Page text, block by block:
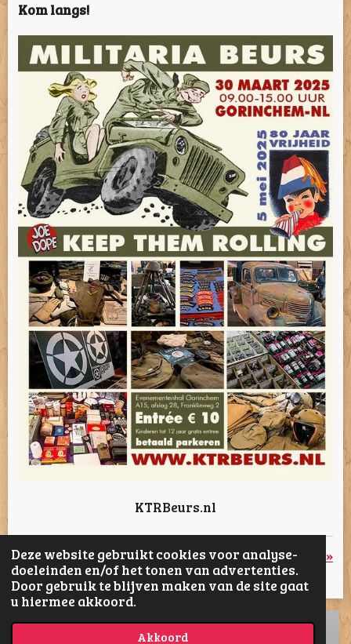
Deze website gebruikt cookies voor analyse-
doeleinden en/of het tonen van advertenties.
Door gebruik te blijven maken van de site gaat
u hiermee akkoord.
Akkoord
Kom langs!
KTRBeurs.nl
«Vorige Volgende »
D
e
D
e
S
h
D
e